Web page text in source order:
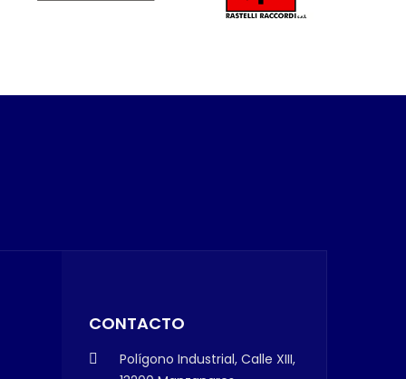
CONTACTO
Polígono Industrial, Calle XIII,